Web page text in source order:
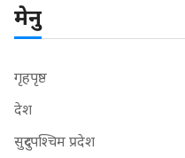
मेनु
गृहपृष्ठ
देश
सुदुरपश्चिम प्रदेश